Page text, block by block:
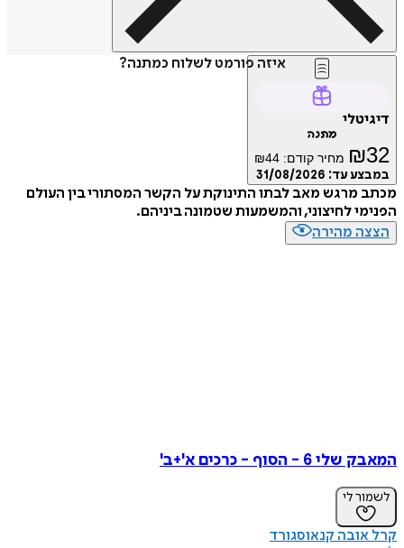
איזה פורמט לשלוח כמתנה?
דיגיטלי
מתנה
₪32 מחיר קודם: ₪44
במבצע עד: 31/08/2026
מכתב מרגש מאב לבתו התינוקת על הקשר המסתורי בין העולם
הפנימי לחיצוני, והמשמעות שטמונה ביניהם.
הצצה מהירה
המאבק שלי 6 - הסוף - כרכים א'+ב'
לשמור לי
קרל אובה קנאוסגורד